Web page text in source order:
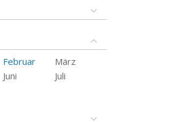
Februar
März
Juni
Juli